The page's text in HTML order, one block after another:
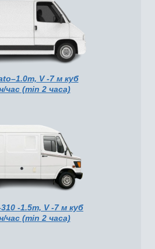
V -7 м куб
час (min 2 часа)
-1.5т, V -7 м куб
час (min 2 часа)